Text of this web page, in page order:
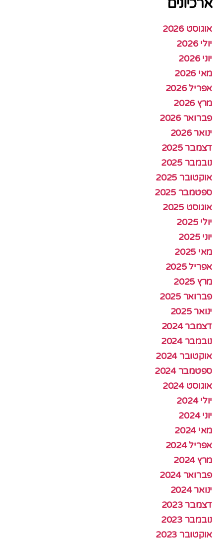
ארכיונים
אוגוסט 2026
יולי 2026
יוני 2026
מאי 2026
אפריל 2026
מרץ 2026
פברואר 2026
ינואר 2026
דצמבר 2025
נובמבר 2025
אוקטובר 2025
ספטמבר 2025
אוגוסט 2025
יולי 2025
יוני 2025
מאי 2025
אפריל 2025
מרץ 2025
פברואר 2025
ינואר 2025
דצמבר 2024
נובמבר 2024
אוקטובר 2024
ספטמבר 2024
אוגוסט 2024
יולי 2024
יוני 2024
מאי 2024
אפריל 2024
מרץ 2024
פברואר 2024
ינואר 2024
דצמבר 2023
נובמבר 2023
אוקטובר 2023